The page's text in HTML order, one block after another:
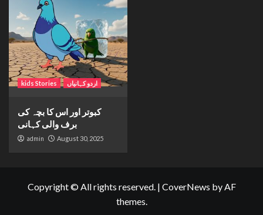
kids Stories اردو کہانیاں
کبوتر اور اس کا بچہ کی
برف والی کہانی
admin August 30, 2025
Copyright © All rights reserved. | CoverNews by AF
themes.